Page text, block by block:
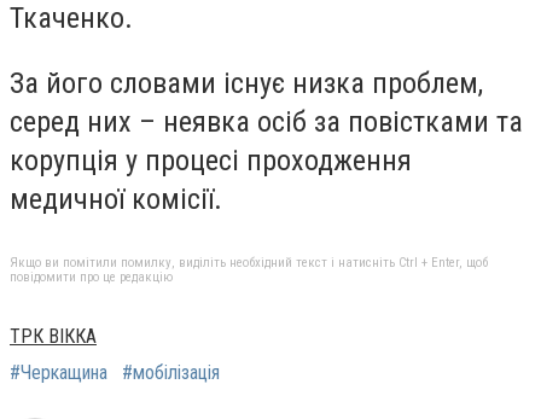
Ткаченко.
За його словами існує низка проблем,
серед них – неявка осіб за повістками та
корупція у процесі проходження
медичної комісії.
Якщо ви помітили помилку, виділіть необхідний текст і натисніть Ctrl + Enter, щоб
повідомити про це редакцію
ТРК ВІККА
#Черкащина
#мобілізація